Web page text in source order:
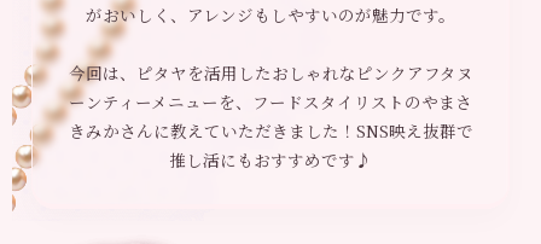
がおいしく、アレンジもしやすいのが魅力です。
今回は、ピタヤを活用したおしゃれなピンクアフタヌ
ーンティーメニューを、フードスタイリストのやまさ
きみかさんに教えていただきました！SNS映え抜群で
推し活にもおすすめです♪